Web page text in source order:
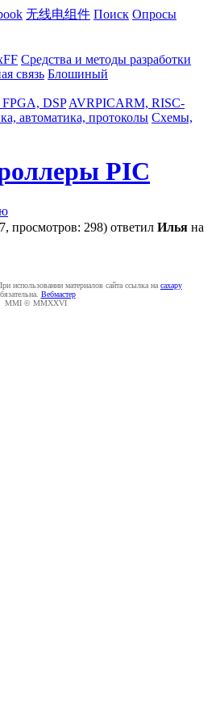
无线电组件 Поиск Опросы
Средства и методы разработки
связь Блошиный
DSP AVRPICARM, RISC-
автоматика, протоколы Схемы,
PIC
просмотров: 298) ответил Илья на
использовании материалов сайта ссылка на caxapу
Вебмастер
MMI © MMXXVI